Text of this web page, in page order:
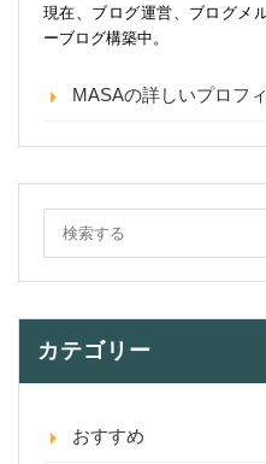
現在、ブログ運営、ブログメ
ーブログ構築中。
MASAの詳しいプロフ
カテゴリー
おすすめ